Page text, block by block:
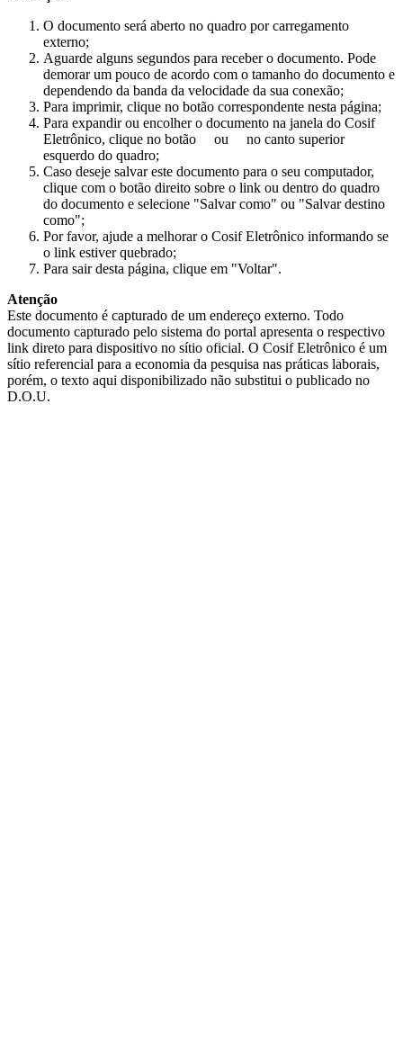
O documento será aberto no quadro por carregamento
externo;
Aguarde alguns segundos para receber o documento. Pode
demorar um pouco de acordo com o tamanho do documento e
dependendo da banda da velocidade da sua conexão;
Para imprimir, clique no botão correspondente nesta página;
Para expandir ou encolher o documento na janela do Cosif
Eletrônico, clique no botão
ou
no canto superior
esquerdo do quadro;
Caso deseje salvar este documento para o seu computador,
clique com o botão direito sobre o link ou dentro do quadro
do documento e selecione "Salvar como" ou "Salvar destino
como";
Por favor, ajude a melhorar o Cosif Eletrônico informando se
o link estiver quebrado;
Para sair desta página, clique em "Voltar".
Atenção
Este documento é capturado de um endereço externo. Todo
documento capturado pelo sistema do portal apresenta o respectivo
link direto para dispositivo no sítio oficial. O Cosif Eletrônico é um
sítio referencial para a economia da pesquisa nas práticas laborais,
porém, o texto aqui disponibilizado não substitui o publicado no
D.O.U.